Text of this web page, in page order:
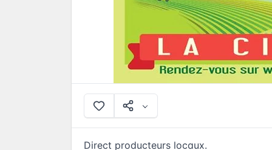
Direct producteurs locaux.